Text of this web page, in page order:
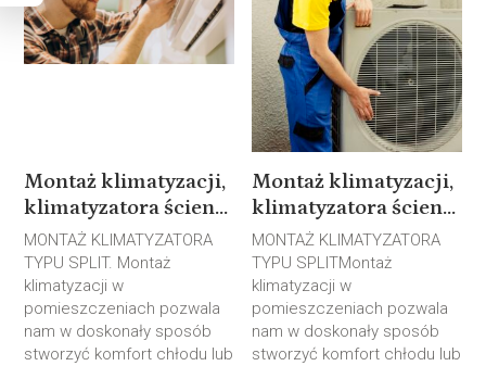
Montaż klimatyzacji,
klimatyzatora ścien...
MONTAŻ KLIMATYZATORA
TYPU SPLIT. Montaż
klimatyzacji w
pomieszczeniach pozwala
nam w doskonały sposób
stworzyć komfort chłodu lub
Montaż klimatyzacji,
klimatyzatora ścien...
MONTAŻ KLIMATYZATORA
TYPU SPLITMontaż
klimatyzacji w
pomieszczeniach pozwala
nam w doskonały sposób
stworzyć komfort chłodu lub